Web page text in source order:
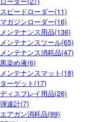
スピードローダー(11)
マガジンローダー(16)
メンテナンス用品(136)
メンテナンスツール(65)
メンテナンス消耗品(47)
黒染め液(6)
メンテナンスマット(18)
ターゲット(17)
ディスプレイ用品(26)
弾速計(7)
エアガン消耗品(99)